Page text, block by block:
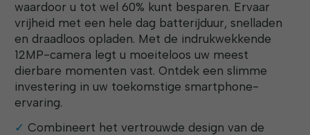
waardoor u tot wel 60% kunt besparen. Ervaar
vrijheid met een hele dag batterijduur, snelladen
en draadloos opladen. Met de indrukwekkende
12MP-camera legt u moeiteloos uw meest
dierbare momenten vast. Ontdek een slimme
investering in uw toekomstige smartphone-
ervaring.
Combineert het vertrouwde design van de